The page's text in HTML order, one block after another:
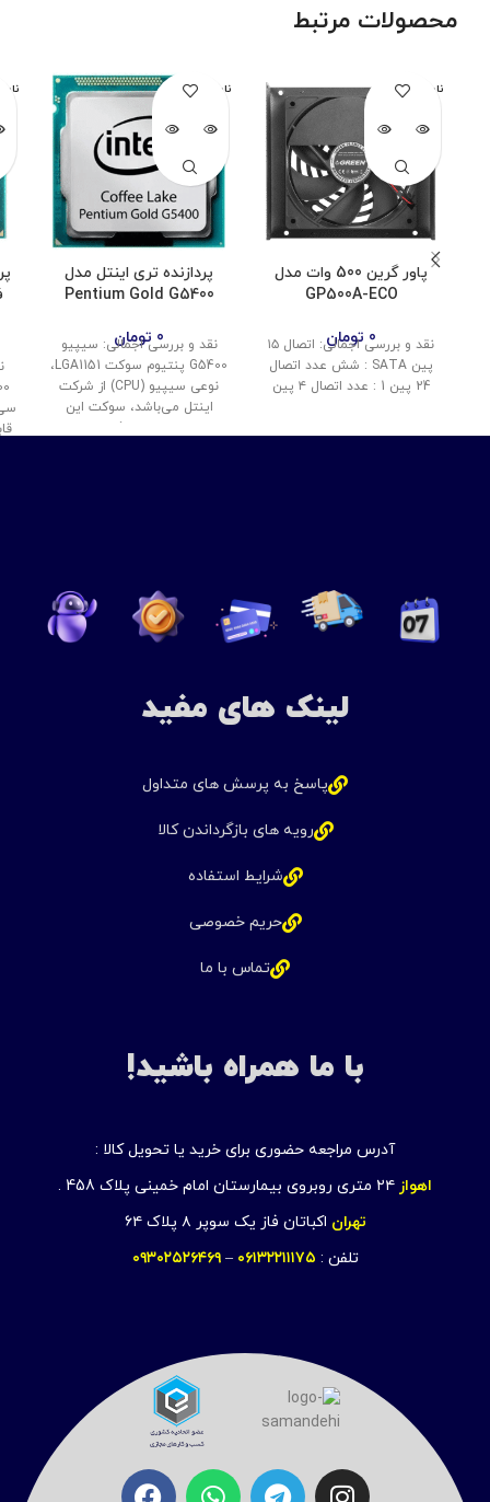
محصولات مرتبط
ناموجود
پاور گرین 500 وات مدل
GP500A-ECO
0 تومان
نقد و بررسی اجمالی: اتصال ۱۵
پین SATA : شش عدد اتصال
24 پین 1 : عدد اتصال ۴ پین
ناموجود
پردازنده تری اینتل مدل
Pentium Gold G5400
0 تومان
نقد و بررسی اجمالی: سیپیو
G5400‌ پنتیوم سوکت LGA1151،
نوعی سیپیو (CPU) از شرکت
اینتل می‌باشد، سوکت این
پردازنده حرفه‌ای
لینک های مفید
پاسخ به پرسش های متداول
رویه های بازگرداندن کالا
شرایط استفاده
حریم خصوصی
تماس با ما
با ما همراه باشید!
آدرس مراجعه حضوری برای خرید یا تحویل کالا :
اهواز ۲۴ متری روبروی بیمارستان امام خمینی پلاک 458 .
تهران اکباتان فاز یک سوپر ۸ پلاک ۶۴
تلفن : ۰۶۱۳۲۲۱۱۱۷۵ –۰۹۳۰۲۵۲۶۴۶۹